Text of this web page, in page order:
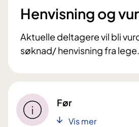
Henvisning og
Aktuelle deltagere vil bli
søknad/ henvisning fra lege.
Før
Vis mer